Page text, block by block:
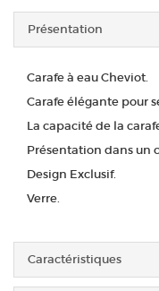
Présentation
Carafe à eau Cheviot.
Carafe élégante pour
La capacité de la
Présentation dans un
Design Exclusif.
Verre.
Caractéristiques